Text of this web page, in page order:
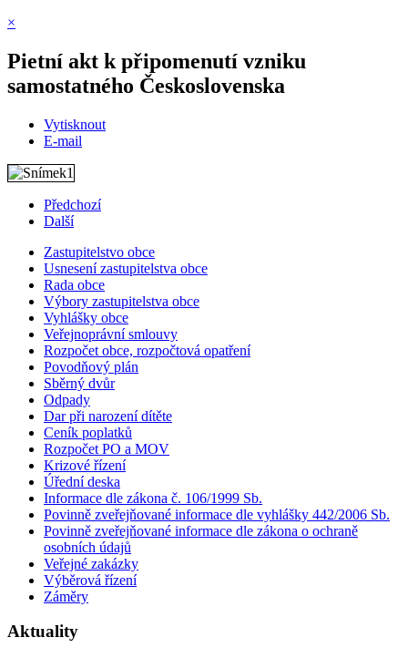
×
Pietní akt k připomenutí vzniku
samostatného Československa
Vytisknout
E-mail
Předchozí
Další
Zastupitelstvo obce
Usnesení zastupitelstva obce
Rada obce
Výbory zastupitelstva obce
Vyhlášky obce
Veřejnoprávní smlouvy
Rozpočet obce, rozpočtová opatření
Povodňový plán
Sběrný dvůr
Odpady
Dar při narození dítěte
Ceník poplatků
Rozpočet PO a MOV
Krizové řízení
Úřední deska
Informace dle zákona č. 106/1999 Sb.
Povinně zveřejňované informace dle vyhlášky 442/2006 Sb.
Povinně zveřejňované informace dle zákona o ochraně
osobních údajů
Veřejné zakázky
Výběrová řízení
Záměry
Aktuality